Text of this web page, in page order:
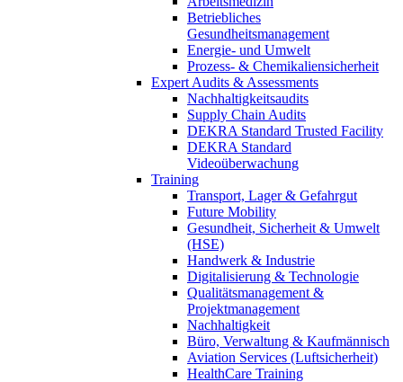
Betriebliches
Gesundheitsmanagement
Energie- und Umwelt
Prozess- & Chemikaliensicherheit
Expert Audits & Assessments
Nachhaltigkeitsaudits
Supply Chain Audits
DEKRA Standard Trusted Facility
DEKRA Standard
Videoüberwachung
Training
Transport, Lager & Gefahrgut
Future Mobility
Gesundheit, Sicherheit & Umwelt
(HSE)
Handwerk & Industrie
Digitalisierung & Technologie
Qualitätsmanagement &
Projektmanagement
Nachhaltigkeit
Büro, Verwaltung & Kaufmännisch
Aviation Services (Luftsicherheit)
HealthCare Training